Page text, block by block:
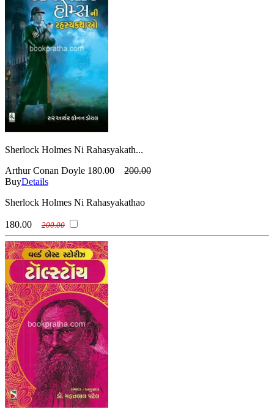
Sherlock Holmes Ni Rahasyakath...
Arthur Conan Doyle 180.00
200.00
BuyDetails
Sherlock Holmes Ni Rahasyakathao
180.00 200.00